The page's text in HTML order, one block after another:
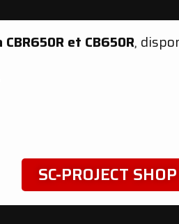
et CB650R,
SC-PROJECT SHOP